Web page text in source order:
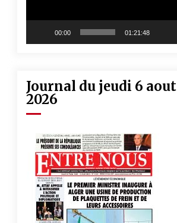
00:00 01:21:48
Journal du jeudi 6 aout
2026